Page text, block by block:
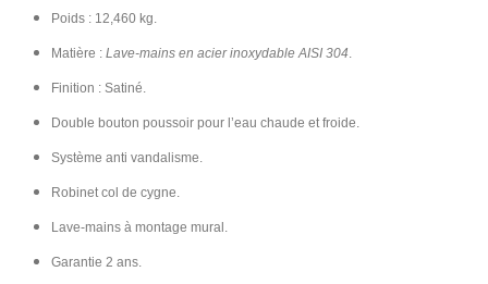
Poids : 12,460 kg.
Matière : Lave-mains en acier inoxydable AISI 304.
Finition : Satiné.
Double bouton poussoir pour l’eau chaude et froide.
Système anti vandalisme.
Robinet col de cygne.
Lave-mains à montage mural.
​Garantie 2 ans.